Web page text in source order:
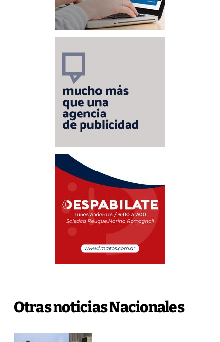
Otras noticias Nacionales